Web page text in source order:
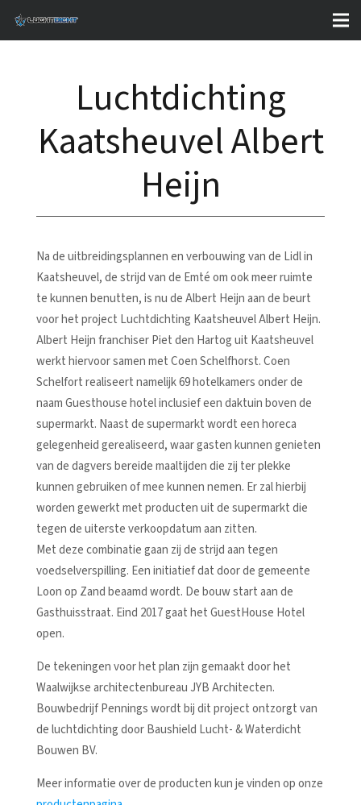
Luchtdichting
Kaatsheuvel Albert
Heijn
Na de uitbreidingsplannen en verbouwing van de Lidl in
Kaatsheuvel, de strijd van de Emté om ook meer ruimte
te kunnen benutten, is nu de Albert Heijn aan de beurt
voor het project Luchtdichting Kaatsheuvel Albert Heijn.
Albert Heijn franchiser Piet den Hartog uit Kaatsheuvel
werkt hiervoor samen met Coen Schelfhorst. Coen
Schelfort realiseert namelijk 69 hotelkamers onder de
naam Guesthouse hotel inclusief een daktuin boven de
supermarkt. Naast de supermarkt wordt een horeca
gelegenheid gerealiseerd, waar gasten kunnen genieten
van de dagvers bereide maaltijden die zij ter plekke
kunnen gebruiken of mee kunnen nemen. Er zal hierbij
worden gewerkt met producten uit de supermarkt die
tegen de uiterste verkoopdatum aan zitten.
Met deze combinatie gaan zij de strijd aan tegen
voedselverspilling. Een initiatief dat door de gemeente
Loon op Zand beaamd wordt. De bouw start aan de
Gasthuisstraat. Eind 2017 gaat het GuestHouse Hotel
open.
De tekeningen voor het plan zijn gemaakt door het
Waalwijkse architectenbureau JYB Architecten.
Bouwbedrijf Pennings wordt bij dit project ontzorgt van
de luchtdichting door Baushield Lucht- & Waterdicht
Bouwen BV.
Meer informatie over de producten kun je vinden op onze